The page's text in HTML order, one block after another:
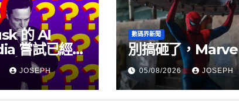
的 AI
嘗試已經幾
新了
JOSEPH
數碼界新聞
別搞砸了，
05/08/2026 JOSEPH